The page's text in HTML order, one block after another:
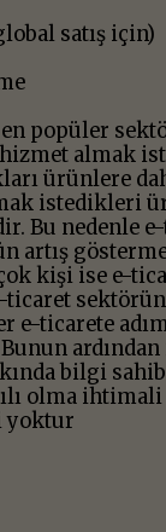
satış için)
popüler
almak
ürünlere
istedikleri
Bu nedenle
artış
kişi ise e-
ticaret
e-ticarete
ardından
bilgi
olma ihtimali
yoktur